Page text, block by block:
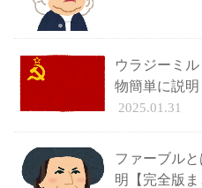
ウラジーミ
物簡単に説明
2025.01.31
ファーブル
明【完全版ま